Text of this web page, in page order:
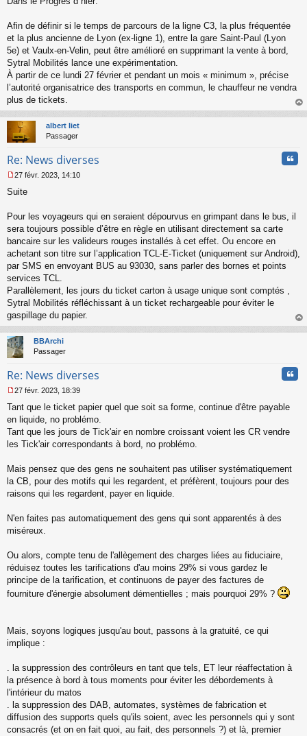
e
s
a
g
e
n
o
n
u
Afin de définir si le temps de parcours de la ligne C3, la plus fréquentée
et la plus ancienne de Lyon (ex-ligne 1), entre la gare Saint-Paul (Lyon
5e) et Vaulx-en-Velin, peut être amélioré en supprimant la vente à bord,
Sytral Mobilités lance une expérimentation.
À partir de ce lundi 27 février et pendant un mois « minimum », précise
l’autorité organisatrice des transports en commun, le chauffeur ne vendra
plus de tickets.
au
albert liet
Passager
Re: News diverses
e
s
g
e
n
o
n
u
27 févr. 2023, 14:10
Suite
Pour les voyageurs qui en seraient dépourvus en grimpant dans le bus, il
sera toujours possible d’être en règle en utilisant directement sa carte
bancaire sur les valideurs rouges installés à cet effet. Ou encore en
achetant son titre sur l’application TCL-E-Ticket (uniquement sur Android),
par SMS en envoyant BUS au 93030, sans parler des bornes et points
services TCL.
Parallèlement, les jours du ticket carton à usage unique sont comptés ,
Sytral Mobilités réfléchissant à un ticket rechargeable pour éviter le
gaspillage du papier.
au
BBArchi
Passager
Re: News diverses
e
s
s
g
n
o
n
27 févr. 2023, 18:39
Tant que le ticket papier quel que soit sa forme, continue d'être payable
en liquide, no problémo.
Tant que les jours de Tick'air en nombre croissant voient les CR vendre
les Tick'air correspondants à bord, no problémo.
Mais pensez que des gens ne souhaitent pas utiliser systématiquement
la CB, pour des motifs qui les regardent, et préfèrent, toujours pour des
raisons qui les regardent, payer en liquide.
N'en faites pas automatiquement des gens qui sont apparentés à des
miséreux.
Ou alors, compte tenu de l'allègement des charges liées au fiduciaire,
réduisez toutes les tarifications d'au moins 29% si vous gardez le
principe de la tarification, et continuons de payer des factures de
fourniture d'énergie absolument démentielles ; mais pourquoi 29% ?
Mais, soyons logiques jusqu'au bout, passons à la gratuité, ce qui
implique :
. la suppression des contrôleurs en tant que tels, ET leur réaffectation à
la présence à bord à tous moments pour éviter les débordements à
l'intérieur du matos
. la suppression des DAB, automates, systèmes de fabrication et
diffusion des supports quels qu'ils soient, avec les personnels qui y sont
consacrés (et on en fait quoi, au fait, des personnels ?) et là, premier